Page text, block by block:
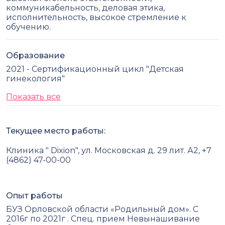
коммуникабельность, деловая этика,
исполнительность, высокое стремление к
обучению.
Образование
2021 - Сертификационный цикл "Детская
гинекология"
Показать все
Текущее место работы:
Клиника " Dixion", ул. Московская д. 29 лит. А2, +7
(4862) 47-00-00
Опыт работы
БУЗ Орловской области «Родильный дом». С
2016г по 2021г . Спец. прием Невынашивание